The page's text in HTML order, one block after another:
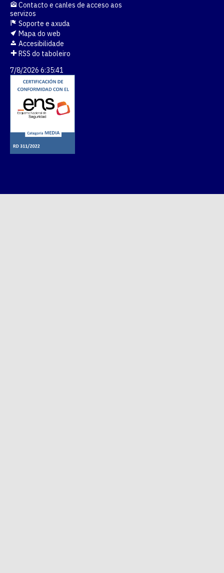
Contacto e canles de acceso aos
servizos
Soporte e axuda
Mapa do web
Accesibilidade
RSS do taboleiro
7/8/2026 6:35:41